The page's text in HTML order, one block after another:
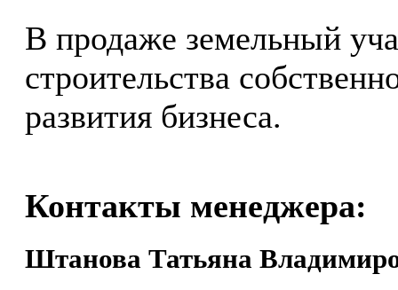
В продаже земельный
строительства
развития бизнеса.
Контакты менеджера:
Штанова Татьяна